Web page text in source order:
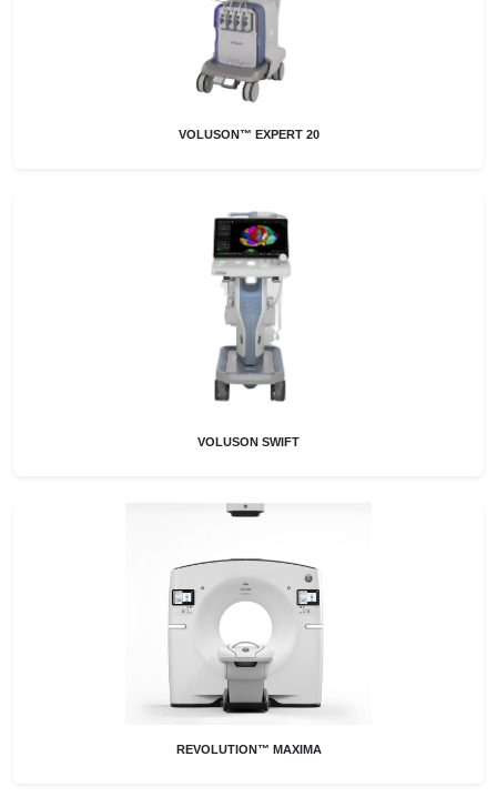
VOLUSON™ EXPERT 20
VOLUSON SWIFT
REVOLUTION™ MAXIMA